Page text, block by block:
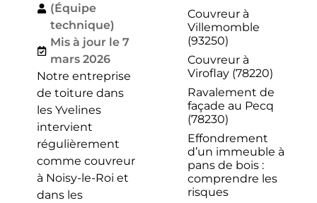
(Équipe
technique)
Mis à jour le 7
mars 2026
Notre entreprise
de toiture dans
les Yvelines
intervient
régulièrement
comme couvreur
à Noisy-le-Roi et
dans les
Couvreur à
Villemomble
(93250)
Couvreur à
Viroflay (78220)
Ravalement de
façade au Pecq
(78230)
Effondrement
d’un immeuble à
pans de bois :
comprendre les
risques